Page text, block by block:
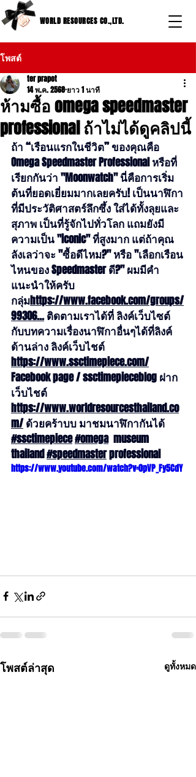
WORLD RESOURCES CO.,LTD.
โพสต์
ห้ามซื้อ omega speedmaster
professional ถ้าไม่ได้ดูคลิปนี้
ter prapot
14 พ.ค. 2568 ยาว 1 นาที
ถ้า “เรือนแรกในชีวิต” ของคุณคือ
Omega Speedmaster Professional หรือที่
เรียกกันว่า "Moonwatch" นี่คือการเริ่ม
ต้นที่ยอดเยี่ยมมากเลยครับ! เป็นนาฬิกา
ที่มีประวัติศาสตร์ลึกซึ้ง ใส่ได้ทั้งลุยและ
สุภาพ เป็นที่รู้จักไปทั่วโลก แถมยังมี
ความเป็น "iconic" ที่สูงมาก แต่ถ้าคุณ
ลังเลว่าจะ "ซื้อดีไหม?" หรือ "เลือกเรือน
ไหนของ Speedmaster ดี?" ผมมีคำ
แนะนำให้ครับ
กลุ่มhttps://www.facebook.com/groups/
99306... ติดตามเราได้ที่ ลิงค์เว็บไซต์
กับบทความเรื่องนาฬิกาอื่นๆได้ที่ลิงค์
ด้านล่าง ลิงค์เว็บไชต์
https://www.ssctimepiece.com/
Facebook page / ssctimepieceblog ฝาก
เว็บไชต์
https://www.worldresourcesthailand.co
m/ ด้วยคร้าบบ มาชมนาฬิกากันได้
#ssctimepiece#omega museum
thailand #speedmaster professional
https://www.youtube.com/watch?v=0pVP_Fy5CdY
โพสต์ล่าสุด ดูทั้งหมด